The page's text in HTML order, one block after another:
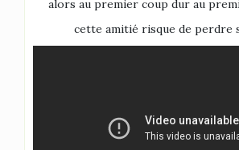
alors au premier coup dur au
cette amitié risque de perdre